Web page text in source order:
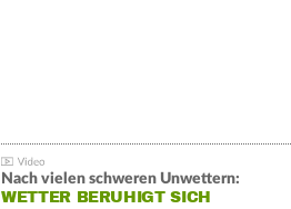
Nach vielen schweren Unwettern:
WETTER BERUHIGT SICH